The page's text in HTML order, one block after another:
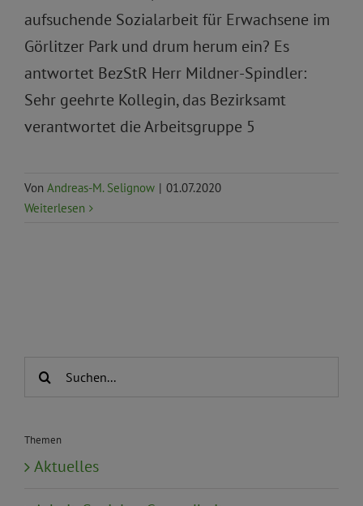
aufsuchende Sozialarbeit für Erwachsene im
Görlitzer Park und drum herum ein? Es
antwortet BezStR Herr Mildner-Spindler:
Sehr geehrte Kollegin, das Bezirksamt
verantwortet die Arbeitsgruppe 5
Von Andreas-M. Selignow | 01.07.2020
Weiterlesen
Suche
Themen
Aktuelles